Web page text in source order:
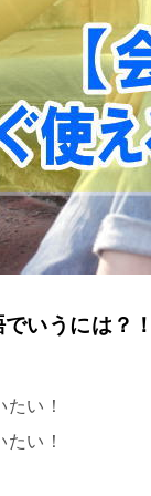
でいうには？
い！
い！